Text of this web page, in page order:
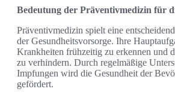
Bedeutung der Präventivmedizin für
Präventivmedizin spielt eine
der Gesundheitsvorsorge. Ihre
Krankheiten frühzeitig zu erkennen und
zu verhindern. Durch regelmäßige
Impfungen wird die Gesundheit der
gefördert.